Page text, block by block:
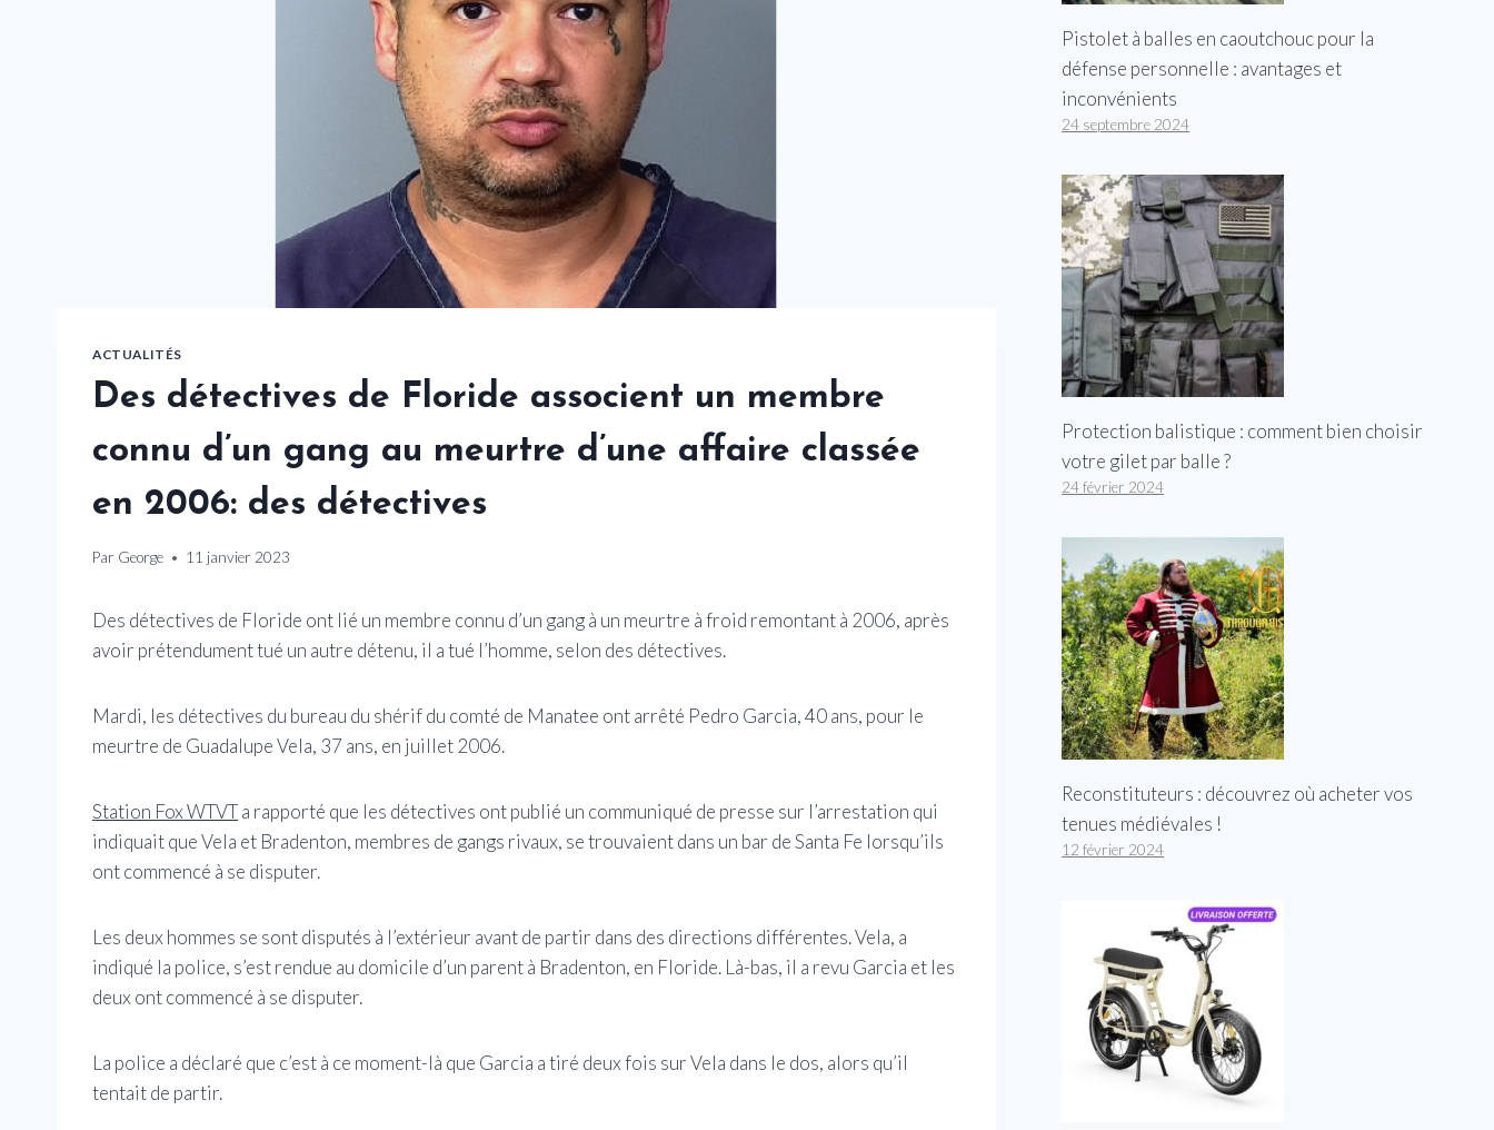
ACTUALITÉS
Des détectives de Floride associent un membre
connu d’un gang au meurtre d’une affaire classée
en 2006: des détectives
Par George 11 janvier 2023
Des détectives de Floride ont lié un membre connu d’un gang à un meurtre à froid remontant à 2006, après
avoir prétendument tué un autre détenu, il a tué l’homme, selon des détectives.
Mardi, les détectives du bureau du shérif du comté de Manatee ont arrêté Pedro Garcia, 40 ans, pour le
meurtre de Guadalupe Vela, 37 ans, en juillet 2006.
Station Fox WTVTa rapporté que les détectives ont publié un communiqué de presse sur l’arrestation qui
indiquait que Vela et Bradenton, membres de gangs rivaux, se trouvaient dans un bar de Santa Fe lorsqu’ils
ont commencé à se disputer.
Les deux hommes se sont disputés à l’extérieur avant de partir dans des directions différentes. Vela, a
indiqué la police, s’est rendue au domicile d’un parent à Bradenton, en Floride. Là-bas, il a revu Garcia et les
deux ont commencé à se disputer.
La police a déclaré que c’est à ce moment-là que Garcia a tiré deux fois sur Vela dans le dos, alors qu’il
tentait de partir.
Pistolet à balles en caoutchouc pour la
défense personnelle : avantages et
inconvénients
24 septembre 2024
Protection balistique : comment bien choisir
votre gilet par balle ?
24 février 2024
Reconstituteurs : découvrez où acheter vos
tenues médiévales !
12 février 2024